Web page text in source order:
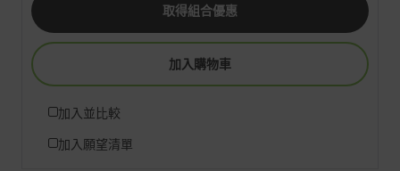
取得組合優惠
加入購物車
加入並比較
加入願望清單